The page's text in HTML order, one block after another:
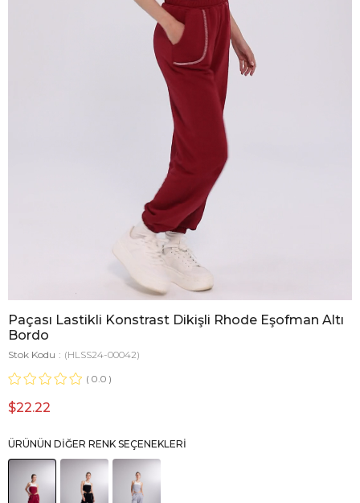
Paçası Lastikli Konstrast Dikişli Rhode Eşofman Altı
Bordo
Stok Kodu
(HLSS24-00042)
0.0
$22.22
ÜRÜNÜN DIĞER RENK SEÇENEKLERI